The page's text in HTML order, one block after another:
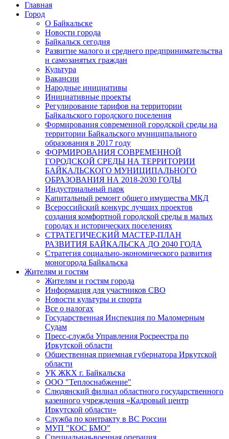
Главная
Город
О Байкальске
Новости города
Байкальск сегодня
Развитие малого и среднего предпринимательства
и самозанятых граждан
Культура
Вакансии
Народные инициативы
Инициативные проекты
Регулирование тарифов на территории
Байкальского городского поселения
Формирования современной городской среды на
территории Байкальского муниципального
образования в 2017 году
ФОРМИРОВАНИЯ СОВРЕМЕННОЙ
ГОРОДСКОЙ СРЕДЫ НА ТЕРРИТОРИИ
БАЙКАЛЬСКОГО МУНИЦИПАЛЬНОГО
ОБРАЗОВАНИЯ НА 2018-2030 ГОДЫ
Индустриальный парк
Капитальный ремонт общего имущества МКД
Всероссийский конкурс лучших проектов
создания комфортной городской среды в малых
городах и исторических поселениях
СТРАТЕГИЧЕСКИЙ МАСТЕР-ПЛАН
РАЗВИТИЯ БАЙКАЛЬСКА ДО 2040 ГОДА
Стратегия социально-экономического развития
моногорода Байкальска
Жителям и гостям
Жителям и гостям города
Информация для участников СВО
Новости культуры и спорта
Все о налогах
Государственная Инспекция по Маломерным
Судам
Пресс-служба Управления Росреестра по
Иркутской области
Общественная приемная губернатора Иркутской
области
УК ЖКХ г. Байкальска
ООО "Теплоснабжение"
Слюдянский филиал областного государственного
казенного учреждения «Кадровый центр
Иркутской области»
Служба по контракту в ВС России
МУП "КОС БМО"
Специальная-военная операция